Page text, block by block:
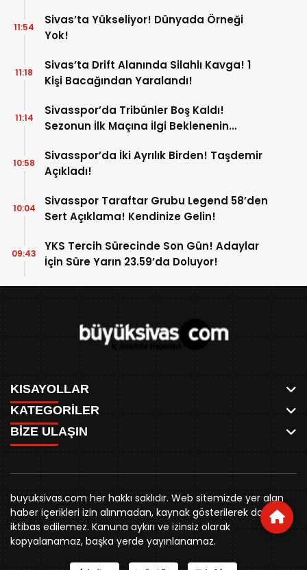
Sivas’ta Yükseliyor! Dünyada Örneği
Yok!
11:54
Sivas’ta Drift Alanında Silahlı Kavga! 1
Kişi Bacağından Yaralandı!
11:18
Sivasspor’da Tribünler Boş Kaldı!
Sezonun İlk Maçına İlgi Beklenenin
11:14
Sivasspor’da İki Ayrılık Birden! Taşdemir
Açıkladı!
10:58
Sivasspor Taraftar Grubu Legend 58’den
Sert Açıklama! Kendinize Gelin!
10:04
YKS Tercih Sürecinde Son Gün! Adaylar
İçin Süre Yarın 23.59’da Doluyor!
09:43
KISAYOLLAR
ANASAYFA
AKSU CANLI
MEYDAN CANLI
MEDRESELER CANLI
MERAKÜM CANLI
YUKARI TEKKE CANLI
KURUMSAL KİMLİK
REKLAM FİYATLARI
BİZE ULAŞIN
KÜNYE
KATEGORİLER
WHATSAPP
SPOR
SİYASET
BELEDİYE
SİVAS VALİLİĞİ
ÜNİVERSİTE
KURUMLAR
STK
YORUM
BİZE ULAŞIN
0346 221 00 60
buyuksivashaber@gmail.com
Örtülüpınar Mah. İnönü Bulvarı Özkahya Apt. Kat:3 D:7
Sivas
buyuksivas.com her hakkı saklıdır. Web sitemizde yer alan
haber içerikleri izin alınmadan, kaynak gösterilerek dahi
iktibas edilemez. Kanuna aykırı ve izinsiz olarak
kopyalanamaz, başka yerde yayınlanamaz.